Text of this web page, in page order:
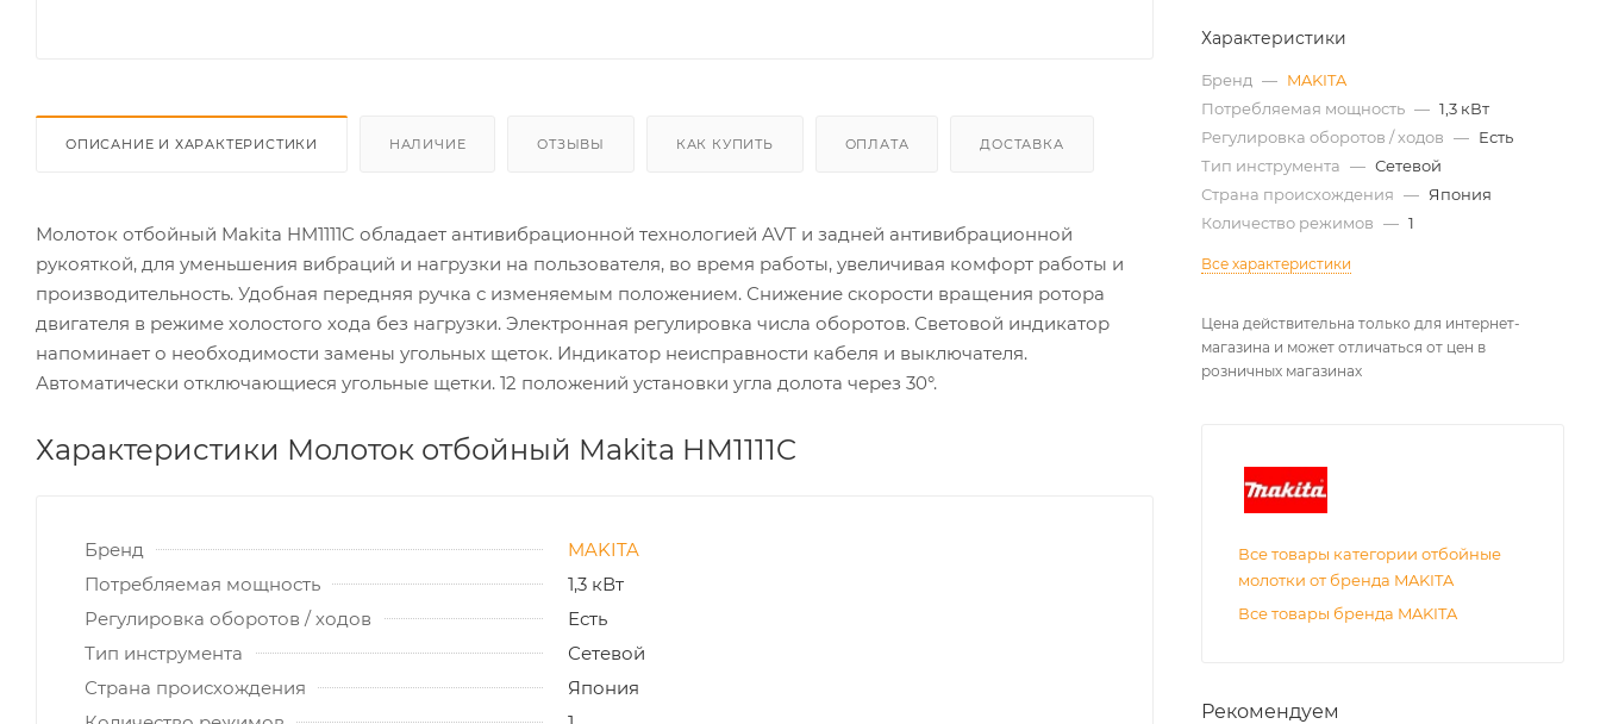
ОПИСАНИЕ И ХАРАКТЕРИСТИКИ НАЛИЧИЕ ОТЗЫВЫ КАК КУПИТЬ ОПЛАТА ДОСТАВКА
Молоток отбойный Makita HM1111C обладает антивибрационной технологией AVT и задней антивибрационной
рукояткой, для уменьшения вибраций и нагрузки на пользователя, во время работы, увеличивая комфорт работы и
производительность. Удобная передняя ручка с изменяемым положением. Снижение скорости вращения ротора
двигателя в режиме холостого хода без нагрузки. Электронная регулировка числа оборотов. Световой индикатор
напоминает о необходимости замены угольных щеток. Индикатор неисправности кабеля и выключателя.
Автоматически отключающиеся угольные щетки. 12 положений установки угла долота через 30°.
Характеристики Молоток отбойный Makita HM1111C
Бренд
MAKITA
Потребляемая мощность
1,3 кВт
Регулировка оборотов / ходов
Есть
Тип инструмента
Сетевой
Страна происхождения
Япония
Характеристики
Бренд — MAKITA
Потребляемая мощность — 1,3 кВт
Регулировка оборотов / ходов — Есть
Тип инструмента — Сетевой
Страна происхождения — Япония
Количество режимов — 1
Все характеристики
Цена действительна только для интернет-
магазина и может отличаться от цен в
розничных магазинах
Все товары категории отбойные
молотки от бренда MAKITA
Все товары бренда MAKITA
Рекомендуем